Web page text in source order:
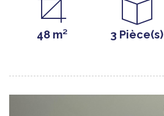
48 m² 3 Pièce(s)